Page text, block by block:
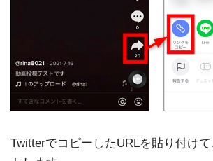
TwitterでコピーしたURLを貼り付け